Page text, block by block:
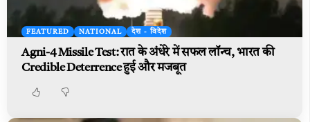
FEATURED NATIONAL देश - विदेश
Agni-4 Missile Test: रात के अंधेरे में सफल लॉन्च, भारत की
Credible Deterrence हुई और मजबूत